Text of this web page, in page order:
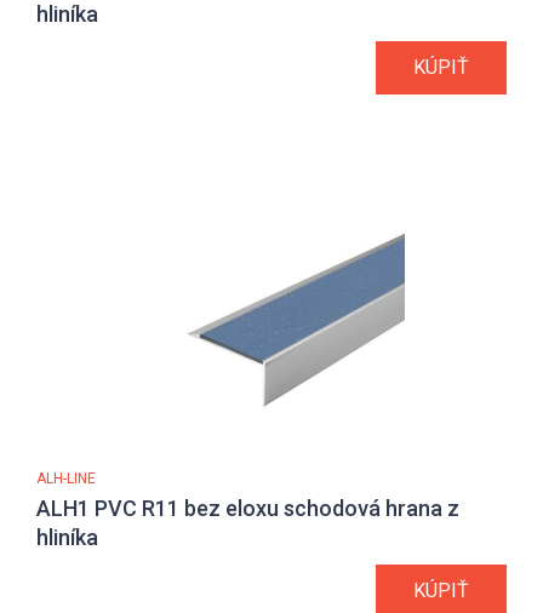
hliníka
KÚPIŤ
ALH-LINE
ALH1 PVC R11 bez eloxu schodová hrana z
hliníka
KÚPIŤ